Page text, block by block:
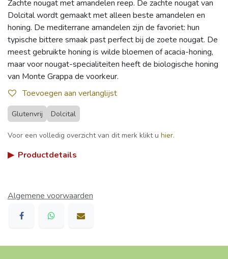
Zachte nougat met amandelen reep. De zachte nougat van
Dolcital wordt gemaakt met alleen beste amandelen en
honing. De mediterrane amandelen zijn de favoriet: hun
typische bittere smaak past perfect bij de zoete nougat. De
meest gebruikte honing is wilde bloemen of acacia-honing,
maar voor nougat-specialiteiten heeft de biologische honing
van Monte Grappa de voorkeur.
Toevoegen aan verlanglijst
Glutenvrij Dolcital
Voor een volledig overzicht van dit merk klikt u hier.
▶ Productdetails
Algemene voorwaarden